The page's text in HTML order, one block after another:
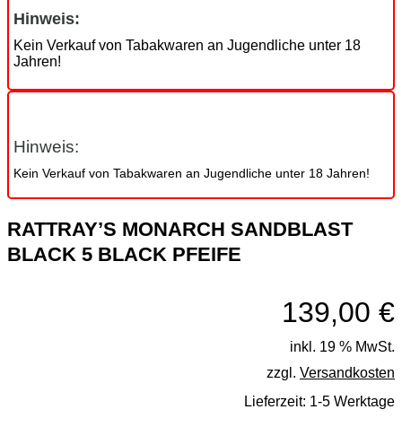
Hinweis:
Kein Verkauf von Tabakwaren an Jugendliche unter 18
Jahren!
Hinweis:
Kein Verkauf von Tabakwaren an Jugendliche unter 18 Jahren!
RATTRAY’S MONARCH SANDBLAST
BLACK 5 BLACK PFEIFE
139,00 €
inkl. 19 % MwSt.
zzgl. Versandkosten
Lieferzeit: 1-5 Werktage